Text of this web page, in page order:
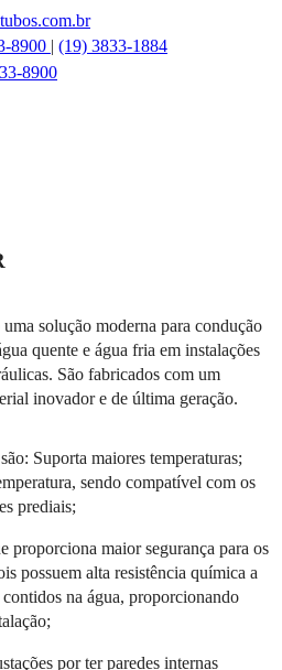
8900 | (19) 3833-1884
8900
uma solução moderna para condução
quente e água fria em instalações
São fabricados com um
inovador e de última geração.
Suporta maiores temperaturas;
sendo compatível com os
prediais;
proporciona maior segurança para os
possuem alta resistência química a
contidos na água, proporcionando
por ter paredes internas